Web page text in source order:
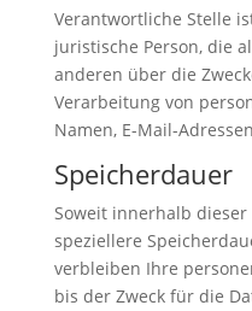
Verantwortliche Stelle
juristische Person, die
anderen über die
Verarbeitung von
Namen, E-Mail-
Speicherdauer
Soweit innerhalb
speziellere
verbleiben Ihre
bis der Zweck für die